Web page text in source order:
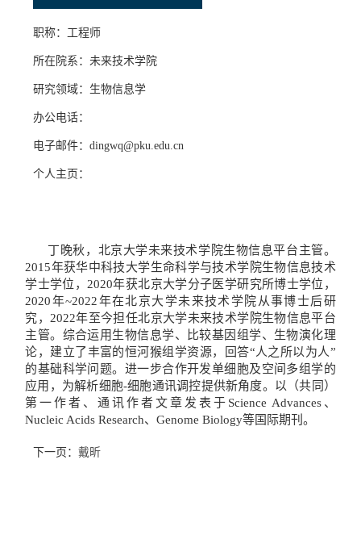
职称：工程师
所在院系：未来技术学院
研究领域：生物信息学
办公电话：
电子邮件：dingwq@pku.edu.cn
个人主页：
丁晚秋，北京大学未来技术学院生物信息平台主管。
2015年获华中科技大学生命科学与技术学院生物信息技术
学士学位，2020年获北京大学分子医学研究所博士学位，
2020年~2022年在北京大学未来技术学院从事博士后研
究，2022年至今担任北京大学未来技术学院生物信息平台
主管。综合运用生物信息学、
比较基因组学、生物演化理
论，建立了丰富的恒河猴组学资源，回答“人之所以为人”
的基础科学问题。进一步合作开发单细胞及空间多组学的
应用，为解析细胞-细胞通讯调控提供新角度。 以 （共同）
第一作者、通讯作者文章发表于Science Advances、
Nucleic Acids Research、Genome Biology等国际期刊。
下一页：戴昕